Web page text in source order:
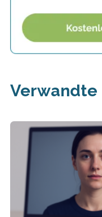
Verwandte